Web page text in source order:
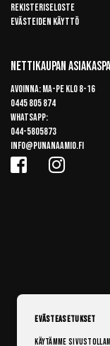
Rekisteriseloste
Evästeiden käyttö
Nettikaupan
Avoinna: Ma-pe klo 8-16
0445 805 874
Whatsapp:
044-5805873
info@punanaamio.fi
Evästeasetukset
Käytämme